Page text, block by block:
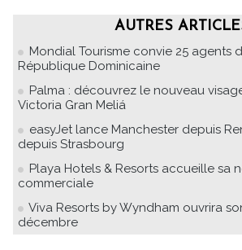
AUTRES
Mondial Tourisme convie 25 agents
République Dominicaine
Palma : découvrez le nouveau
Victoria Gran Meliá
easyJet lance Manchester depuis
depuis Strasbourg
Playa Hotels & Resorts accueille sa
commerciale
Viva Resorts by Wyndham ouvrira
décembre